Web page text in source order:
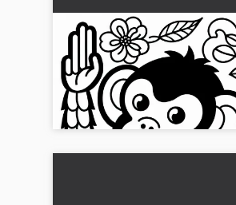
Ape fargeleggingsmal
dyrekretstegn Gratis
Dette fargebildet viser en ape
japansk zodiak. Last det ned